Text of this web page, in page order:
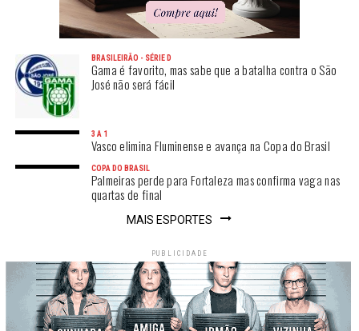
BRASILEIRÃO - SÉRIE D
Gama é favorito, mas sabe que a batalha contra o São
José não será fácil
3 A 1
Vasco elimina Fluminense e avança na Copa do Brasil
COPA DO BRASIL
Palmeiras perde para Fortaleza mas confirma vaga nas
quartas de final
MAIS ESPORTES
PUBLICIDADE